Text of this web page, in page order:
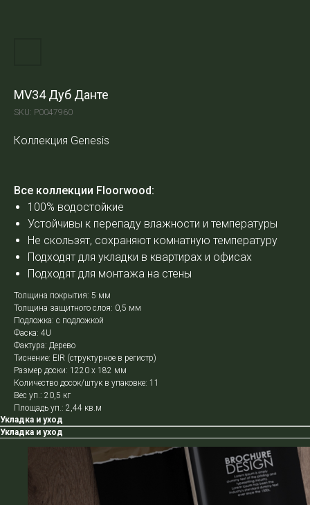
MV34 Дуб Данте
SKU: Р0047960
Коллекция Genesis
Все коллекции Floorwood:
100% водостойкие
Устойчивы к перепаду влажности и температуры
Не скользят, сохраняют комнатную температуру
Подходят для укладки в квартирах и офисах
Подходят для монтажа на стены
Толщина покрытия: 5 мм
Толщина защитного слоя: 0,5 мм
Подложка: с подложкой
Фаска: 4U
Фактура: Дерево
Тиснение: EIR (структурное в регистр)
Размер доски: 1220 х 182 мм
Количество досок/штук в упаковке: 11
Вес уп.: 20,5 кг
Площадь уп.: 2,44 кв.м
Укладка и уход
Укладка и уход